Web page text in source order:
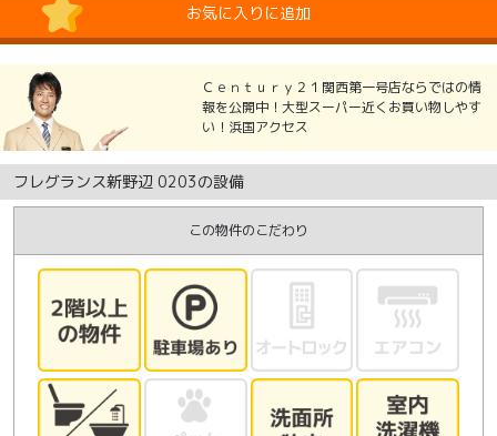
お気に入りに追加
Ｃｅｎｔｕｒｙ２１関西第一号店ならではの情
報を公開中！大型スーパー近くお買い物しやす
い！浜国アクセス
フレグランス新野辺 0203の設備
この物件のこだわり